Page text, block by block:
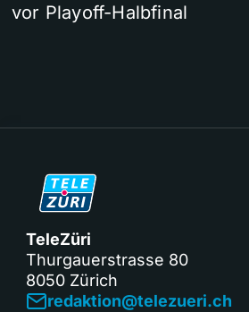
vor Playoff-Halbfinal
TeleZüri
Thurgauerstrasse 80
8050 Zürich
redaktion@telezueri.ch